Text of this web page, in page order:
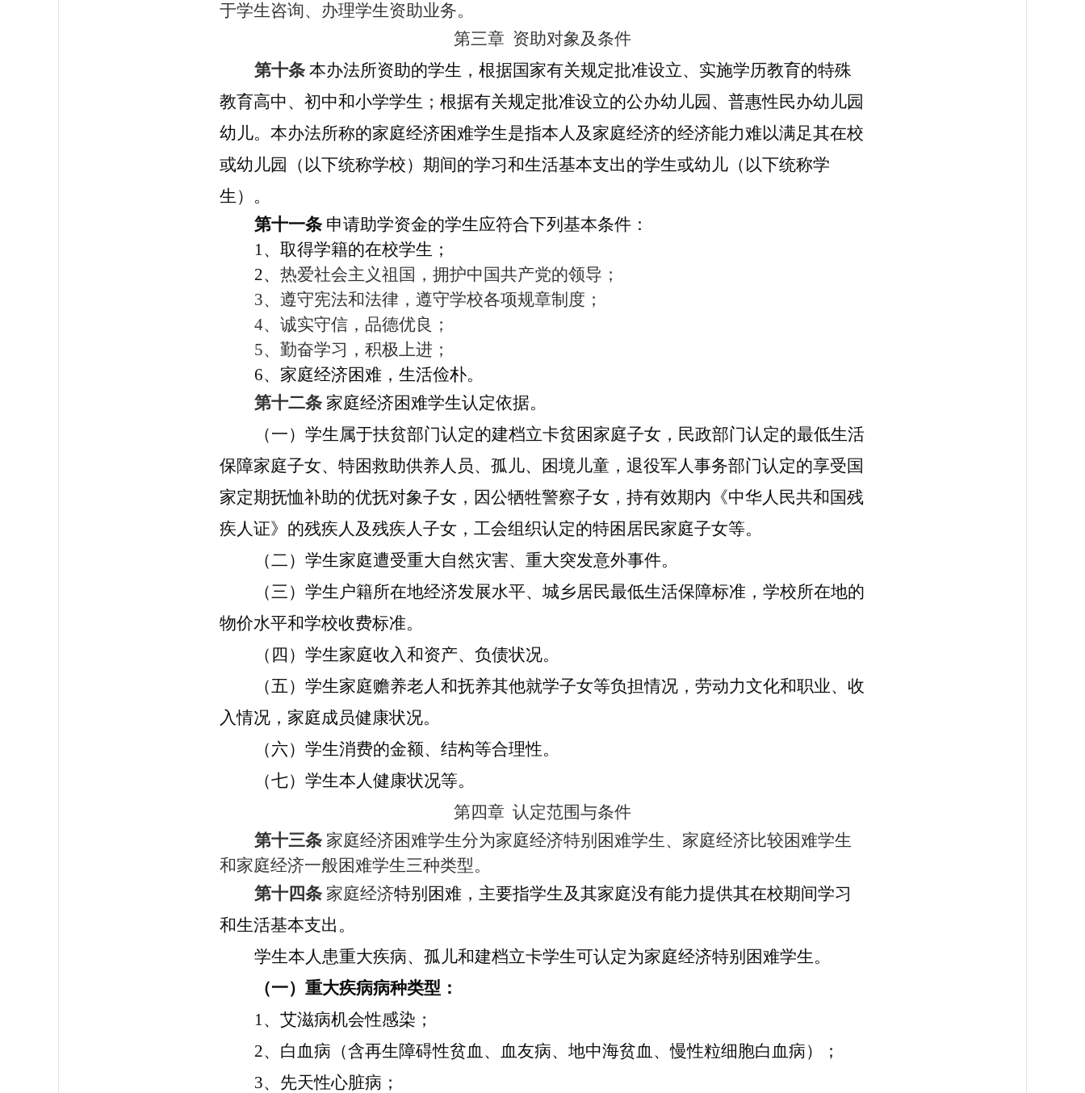
于学生咨询、办理学生资助业务。
第三章 资助对象及条件
第十条 本办法所资助的学生，根据国家有关规定批准设立、实施学历教育的特殊
教育高中、初中和小学学生；根据有关规定批准设立的公办幼儿园、普惠性民办幼儿园
幼儿。本办法所称的家庭经济困难学生是指本人及家庭经济的经济能力难以满足其在校
或幼儿园（以下统称学校）期间的学习和生活基本支出的学生或幼儿（以下统称学
生）。
第十一条 申请助学资金的学生应符合下列基本条件：
1、取得学籍的在校学生；
2、 热爱社会主义祖国，拥护中国共产党的领导；
3、遵守宪法和法律，遵守学校各项规章制度；
4、诚实守信，品德优良；
5、勤奋学习，积极上进；
6、家庭经济困难，生活俭朴。
第十二条 家庭经济困难学生认定依据。
（一）学生属于扶贫部门认定的建档立卡贫困家庭子女，民政部门认定的最低生活
保障家庭子女、特困救助供养人员、孤儿、困境儿童，退役军人事务部门认定的享受国
家定期抚恤补助的优抚对象子女，因公牺牲警察子女，持有效期内《中华人民共和国残
疾人证》的残疾人及残疾人子女，工会组织认定的特困居民家庭子女等。
（二）学生家庭遭受重大自然灾害、重大突发意外事件。
（三）学生户籍所在地经济发展水平、城乡居民最低生活保障标准，学校所在地的
物价水平和学校收费标准。
（四）学生家庭收入和资产、负债状况。
（五）学生家庭赡养老人和抚养其他就学子女等负担情况，劳动力文化和职业、收
入情况，家庭成员健康状况。
（六）学生消费的金额、结构等合理性。
（七）学生本人健康状况等。
第四章 认定范围与条件
第十三条 家庭经济困难学生分为家庭经济特别困难学生、家庭经济比较困难学生
和家庭经济一般困难学生三种类型。
第十四条 家庭经济特别困难，主要指学生及其家庭没有能力提供其在校期间学习
和生活基本支出。
学生本人患重大疾病、孤儿和建档立卡学生可认定为家庭经济特别困难学生。
（一）重大疾病病种类型：
1、艾滋病机会性感染；
2、白血病（含再生障碍性贫血、血友病、地中海贫血、慢性粒细胞白血病）；
3、先天性心脏病；